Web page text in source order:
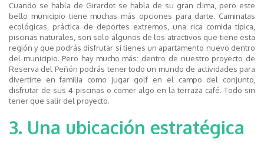
Cuando se habla de Girardot se habla de su gran clima, pero este
bello municipio tiene muchas más opciones para darte. Caminatas
ecológicas, práctica de deportes extremos, una rica comida típica,
piscinas naturales, son solo algunos de los atractivos que tiene esta
región y que podrás disfrutar si tienes un apartamento nuevo dentro
del municipio. Pero hay mucho más: dentro de nuestro proyecto de
Reserva del Peñón podrás tener todo un mundo de actividades para
divertirte en familia como jugar golf en el campo del conjunto,
disfrutar de sus 4 piscinas o comer algo en la terraza café. Todo sin
tener que salir del proyecto.
3. Una ubicación estratégica